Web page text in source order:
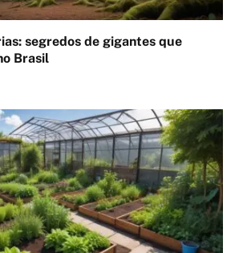
segredos de gigantes que
Brasil